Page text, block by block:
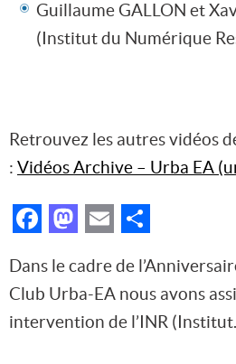
Guillaume GALLON et
(Institut du Numérique
Retrouvez les autres vidéos
: Vidéos Archive – Urba EA
Facebook
Mastodon
Email
Dans le cadre de
Club Urba-EA nous avons
intervention de l’INR